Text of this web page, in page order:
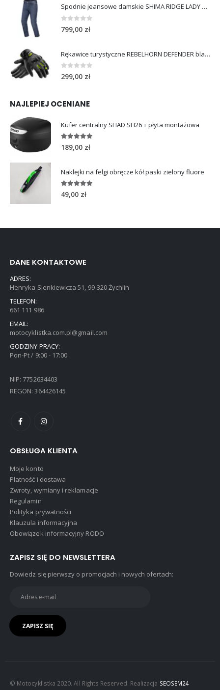
Spodnie jeansowe damskie SHIMA RIDGE LADY blue
0out of 5
799,00 zł
Rękawice turystyczne REBELHORN DEFENDER black yellow fluo
0 out of 5
299,00 zł
NAJLEPIEJ OCENIANE
Kufer centralny SHAD SH26 + płyta montażowa
5.00out of 5
189,00 zł
Naklejki na felgi obręcze kół paski zielony fluore
5.00out of 5
49,00 zł
DANE KONTAKTOWE
ADRES:
Henryka Sienkiewicza 51, 99-320 Żychlin
TELEFON:
661 111 986
EMAIL:
motocyklistka.com.pl@gmail.com
GODZINY PRACY:
Pon-Pt / 9:00 - 17:00
NIP: 7752634403
REGON: 364426145
OBSŁUGA KLIENTA
Moje konto
Płatność i dostawa
Zwroty, wymiany i reklamacje
Regulamin
Polityka prywatności
Klauzula informacyjna
Obowiązek informacyjny RODO
ZAPISZ SIĘ DO NEWSLETTERA
Dowiedz się pierwszy o promocjach i nowych ofertach:
© Motocyklistka 2020. All Rights Reserved. Realizacja SEOSEM24